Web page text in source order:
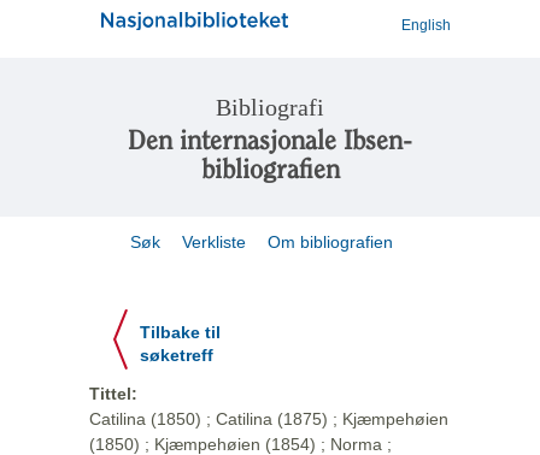
English
Bibliografi
Den internasjonale Ibsen-
bibliografien
Søk Verkliste Om bibliografien
Tilbake til
søketreff
Tittel:
Catilina (1850) ; Catilina (1875) ; Kjæmpehøien
(1850) ; Kjæmpehøien (1854) ; Norma ;